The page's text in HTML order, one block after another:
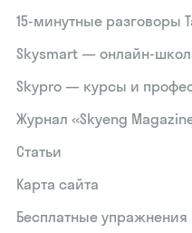
15‑минутные разговоры
Skysmart — онлайн-
Skypro — курсы и
Журнал «Skyeng
Статьи
Карта сайта
Бесплатные упражнения